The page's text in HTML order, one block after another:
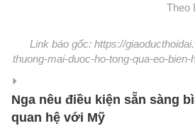
Theo
Link báo gốc: https://
thuong-mai-duoc-ho-tong-qua-eo-
Nga nêu điều kiện sẵn sàng
quan hệ với Mỹ